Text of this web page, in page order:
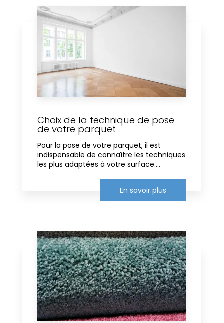
Choix de la technique de pose
de votre parquet
Pour la pose de votre parquet, il est
indispensable de connaître les techniques
les plus adaptées à votre surface....
En savoir plus